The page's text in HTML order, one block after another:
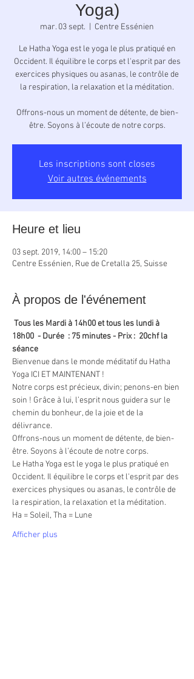
Yoga)
mar. 03 sept. Centre Essénien
Le Hatha Yoga est le yoga le plus pratiqué en
Occident. Il équilibre le corps et l'esprit par des
exercices physiques ou asanas, le contrôle de
la respiration, la relaxation et la méditation.
Offrons-nous un moment de détente, de bien-
Les inscriptions sont closes
Voir autres événements
Heure et lieu
03 sept. 2019, 14:00 – 15:20
Centre Essénien, Rue de Cretalla 25, Suisse
À propos de l'événement
Tous les Mardi à 14h00 et tous les lundi à
18h00  - Durée  : 75 minutes - Prix :  20chf la
séance
Bienvenue dans le monde méditatif du Hatha
Yoga ICI ET MAINTENANT !
Notre corps est précieux, divin; penons-en bien
soin ! Grâce à lui, l’esprit nous guidera sur le
chemin du bonheur, de la joie et de la
délivrance.
Offrons-nous un moment de détente, de bien-
être. Soyons à l’écoute de notre corps.
Le Hatha Yoga est le yoga le plus pratiqué en
Occident. Il équilibre le corps et l'esprit par des
exercices physiques ou asanas, le contrôle de
la respiration, la relaxation et la méditation.
Ha = Soleil, Tha = Lune
Afficher plus